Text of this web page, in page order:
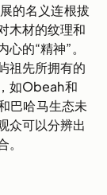
的名义连根拔
木材的纹理和
的“精神”。
祖先所拥有的
如Obeah和
巴哈马生态未
众可以分辨出